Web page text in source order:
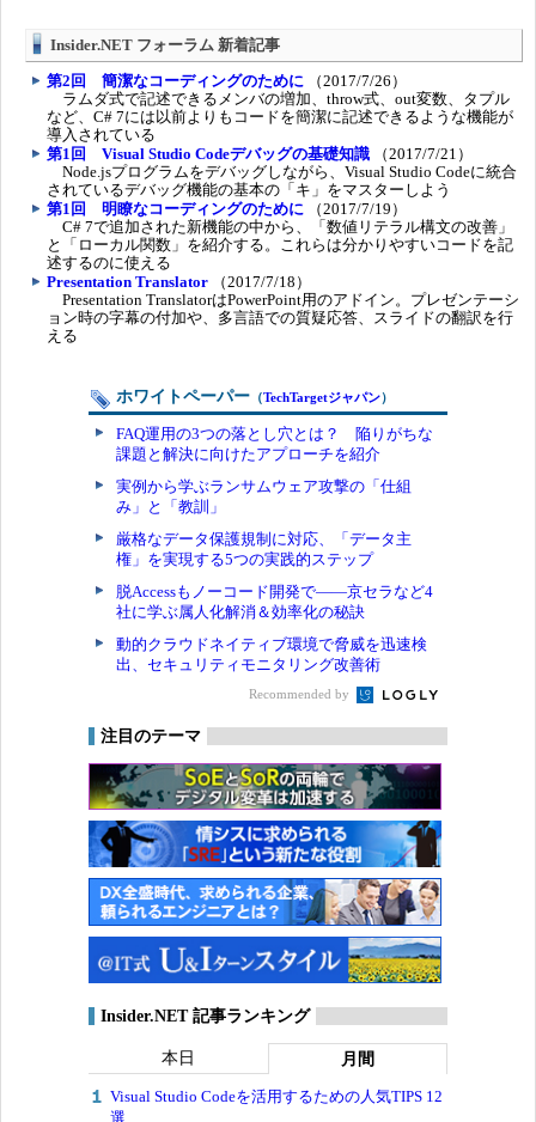
Insider.NET フォーラム 新着記事
第2回 簡潔なコーディングのために （2017/7/26）
ラムダ式で記述できるメンバの増加、throw式、out変数、タプル
など、C# 7には以前よりもコードを簡潔に記述できるような機能が
導入されている
第1回 Visual Studio Codeデバッグの基礎知識 （2017/7/21）
Node.jsプログラムをデバッグしながら、Visual Studio Codeに統合
されているデバッグ機能の基本の「キ」をマスターしよう
第1回 明瞭なコーディングのために （2017/7/19）
C# 7で追加された新機能の中から、「数値リテラル構文の改善」
と「ローカル関数」を紹介する。これらは分かりやすいコードを記
述するのに使える
Presentation Translator （2017/7/18）
Presentation TranslatorはPowerPoint用のアドイン。プレゼンテーシ
ョン時の字幕の付加や、多言語での質疑応答、スライドの翻訳を行
える
ホワイトペーパー （TechTargetジャパン）
FAQ運用の3つの落とし穴とは？ 陥りがちな
課題と解決に向けたアプローチを紹介
実例から学ぶランサムウェア攻撃の「仕組
み」と「教訓」
厳格なデータ保護規制に対応、「データ主
権」を実現する5つの実践的ステップ
脱Accessもノーコード開発で――京セラなど4
社に学ぶ属人化解消＆効率化の秘訣
動的クラウドネイティブ環境で脅威を迅速検
出、セキュリティモニタリング改善術
Recommended by
注目のテーマ
Insider.NET 記事ランキング
本日 月間
Visual Studio Codeを活用するための人気TIPS 12
選